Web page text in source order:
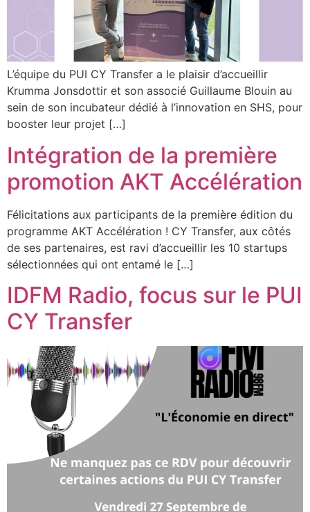
L’équipe du PUI CY Transfer a le plaisir d’accueillir
Krumma Jonsdottir et son associé Guillaume Blouin au
sein de son incubateur dédié à l’innovation en SHS, pour
booster leur projet […]
Intégration de la première
promotion AKT Accélération
Félicitations aux participants de la première édition du
programme AKT Accélération ! CY Transfer, aux côtés
de ses partenaires, est ravi d’accueillir les 10 startups
sélectionnées qui ont entamé le […]
IDFM Radio, focus sur le PUI
CY Transfer